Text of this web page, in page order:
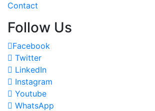
Contact
Follow Us
Facebook
Twitter
LinkedIn
Instagram
Youtube
WhatsApp